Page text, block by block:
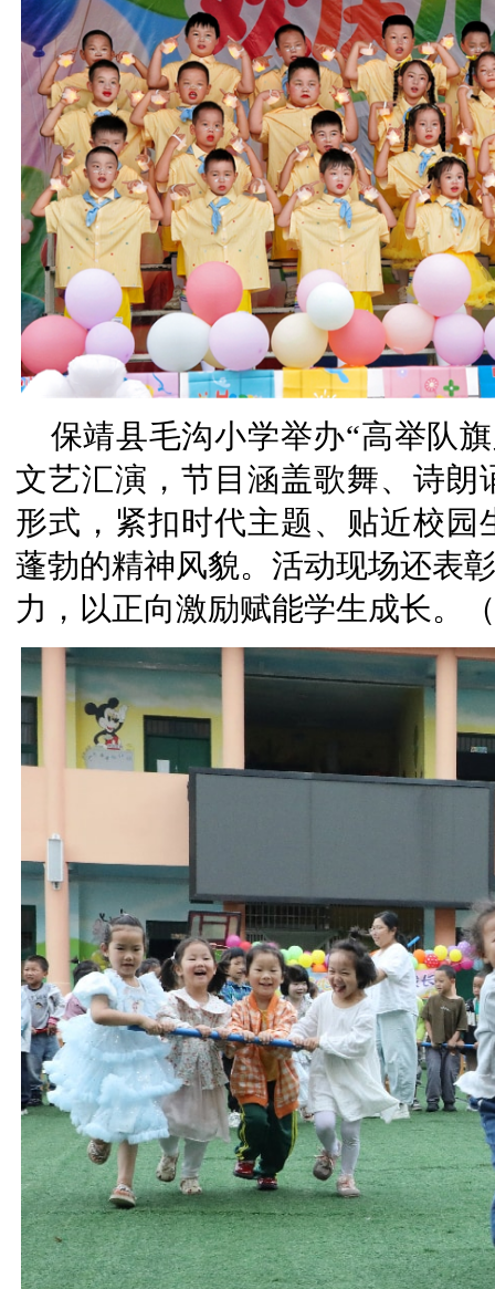
保靖县毛沟小学举办“高举队
文艺汇演，节目涵盖歌舞、诗
形式，紧扣时代主题、贴近校
蓬勃的精神风貌。活动现场还表
力，以正向激励赋能学生成长。